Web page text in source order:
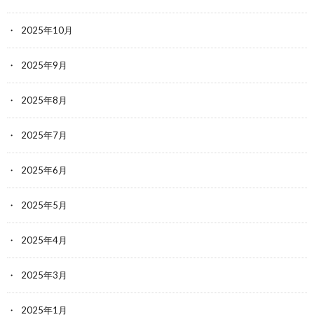
2025年10月
2025年9月
2025年8月
2025年7月
2025年6月
2025年5月
2025年4月
2025年3月
2025年1月